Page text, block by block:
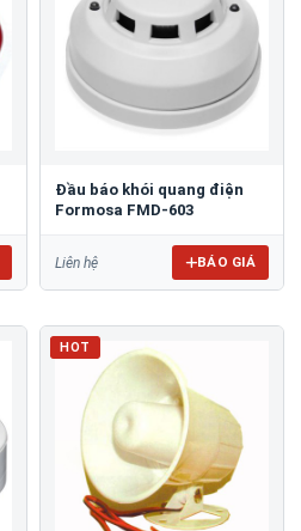
Đầu báo khói quang điện
Formosa FMD-603
Liên hệ BÁO GIÁ
HOT